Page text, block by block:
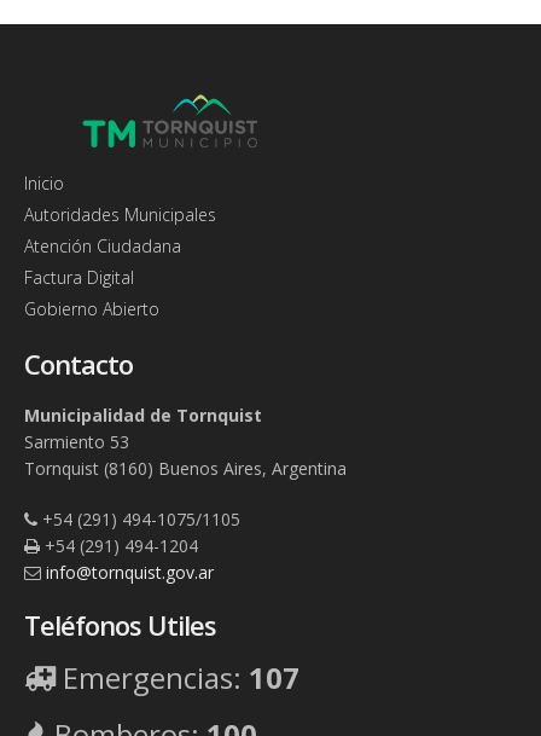
Inicio
Autoridades Municipales
Atención Ciudadana
Factura Digital
Gobierno Abierto
Contacto
Municipalidad de Tornquist
Sarmiento 53
Tornquist (8160) Buenos Aires, Argentina
+54 (291) 494-1075/1105
+54 (291) 494-1204
info@tornquist.gov.ar
Teléfonos Utiles
Emergencias: 107